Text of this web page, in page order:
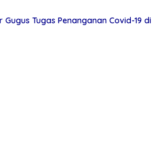
Gugus Tugas Penanganan Covid-19 di